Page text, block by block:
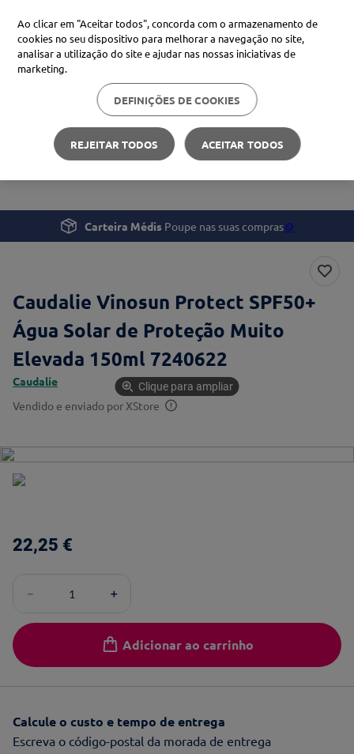
Procure no Marketplace Médis
Pesquisas mais comuns
xiaomi
cerave
Beleza e Cuidado pessoal
Proteção Solar
Caudalie Vinosun Protect SPF50+ Água Solar de Proteção
Carteira Médis Poupe nas suas compras🪙
Caudalie Vinosun Protect SPF50+
Água Solar de Proteção Muito
Elevada 150ml 7240622
Caudalíe
Vendido e enviado por XStore
Clique para ampliar
22,25 €
＋
－
Adicionar ao carrinho
Calcule o custo e tempo de entrega
Escreva o código-postal da morada de entrega
Ao clicar em "Aceitar todos", concorda com o armazenamento de
cookies no seu dispositivo para melhorar a navegação no site,
analisar a utilização do site e ajudar nas nossas iniciativas de
marketing.
DEFINIÇÕES DE COOKIES
REJEITAR TODOS ACEITAR TODOS